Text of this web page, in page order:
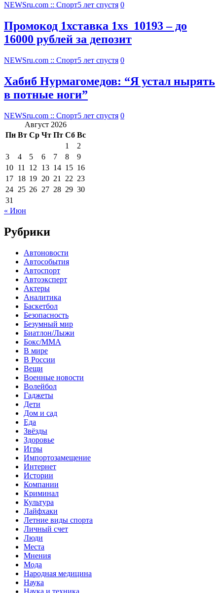
NEWSru.com :: Спорт5 лет спустя 0
Промокод 1хставка 1xs_10193 – до
16000 рублей за депозит
NEWSru.com :: Спорт5 лет спустя 0
Хабиб Нурмагомедов: “Я устал нырять
в потные ноги”
NEWSru.com :: Спорт5 лет спустя 0
Август 2026
Пн Вт Ср Чт Пт Сб Вс
1
2
3
4 5 6 7 8
9
10 11 12 13 14 15 16
17 18 19 20 21 22 23
24 25 26 27 28 29 30
31
« Июн
Рубрики
Автоновости
Автособытия
Автоспорт
Автоэксперт
Актеры
Аналитика
Баскетбол
Безопасность
Безумный мир
Биатлон/Лыжи
Бокс/MMA
В мире
В России
Вещи
Военные новости
Волейбол
Гаджеты
Дети
Дом и сад
Еда
Звёзды
Здоровье
Игры
Импортозамещение
Интернет
Истории
Компании
Криминал
Культура
Лайфхаки
Летние виды спорта
Личный счет
Люди
Места
Мнения
Мода
Народная медицина
Наука
Наука и техника